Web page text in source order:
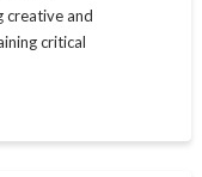
creative and
critical